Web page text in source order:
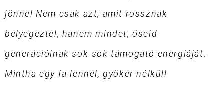
jönne! Nem csak azt, amit rossznak
bélyegeztél, hanem mindet, őseid
generációinak sok-sok támogató energiáját.
Mintha egy fa lennél, gyökér nélkül!